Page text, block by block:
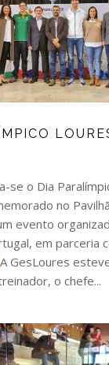
se o Dia
no
evento
em parceria
A GesLoures
o chefe...